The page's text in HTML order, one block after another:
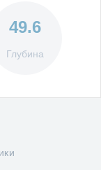
49.6
Глубина